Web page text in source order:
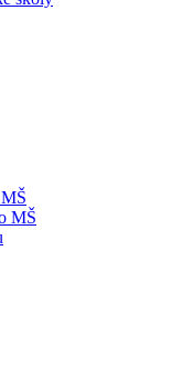
MŠ